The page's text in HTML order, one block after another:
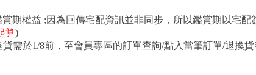
期權益 ;因為回傳宅配資訊並非同步，所以鑑賞期以宅配
算)
需於1/8前，至會員專區的訂單查詢/點入當筆訂單/退換